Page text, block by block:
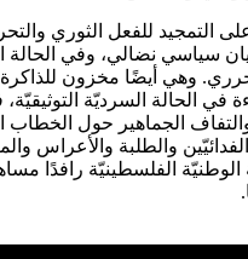
على التمجيد للفعل الثوري
سياسي نضالي، وفي الحالة
وهي أيضًا مخزون
الحالة السرديّة التوثيقيّة،
والتفاف الجماهير حول
والطلبة والأعراس
الوطنيّة الفلسطينيّة رافدًا